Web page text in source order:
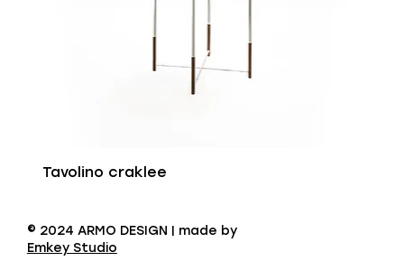
Tavolino craklee
© 2024 ARMO DESIGN | made by
Emkey Studio